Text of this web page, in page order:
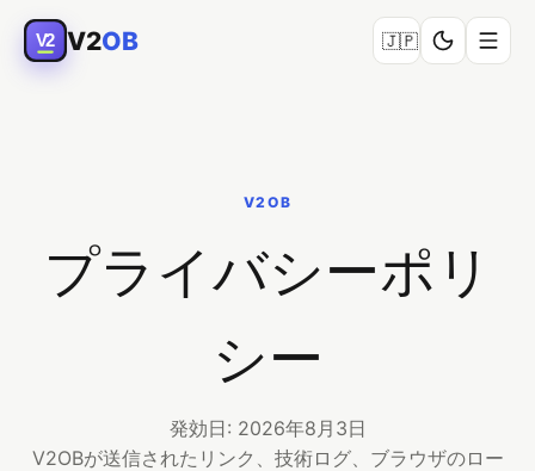
V2 V2OB 🇯🇵
V2OB
プライバシーポリ
シー
発効日: 2026年8月3日
V2OBが送信されたリンク、技術ログ、ブラウザのロー